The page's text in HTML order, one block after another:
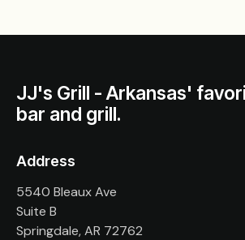
JJ's Grill - Arkansas'
bar and grill.
Address
5540 Bleaux Ave
Suite B
Springdale, AR 72762